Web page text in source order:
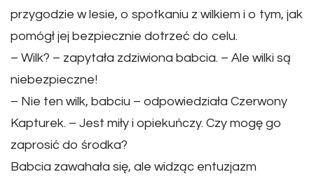
przygodzie w lesie, o spotkaniu z wilkiem i o tym, jak
pomógł jej bezpiecznie dotrzeć do celu.
– Wilk? – zapytała zdziwiona babcia. – Ale wilki są
niebezpieczne!
– Nie ten wilk, babciu – odpowiedziała Czerwony
Kapturek. – Jest miły i opiekuńczy. Czy mogę go
zaprosić do środka?
Babcia zawahała się, ale widząc entuzjazm